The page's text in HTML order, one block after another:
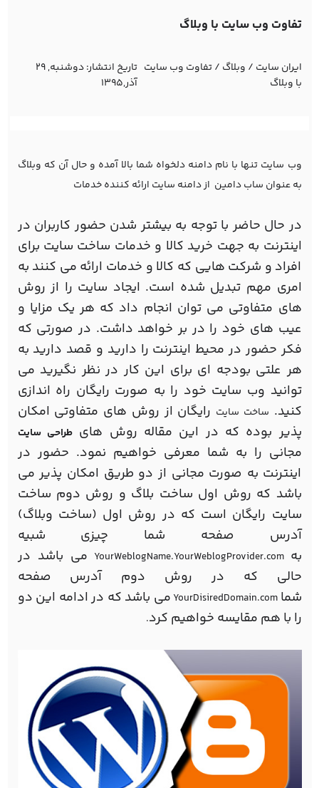
تفاوت وب سایت با وبلاگ
ایران سایت / وبلاگ /تفاوت وب سایت
با وبلاگ
تاریخ انتشار:
دوشنبه, 29
آذر,1395
وب سایت تنها با نام دامنه دلخواه شما بالا آمده و حال آن که وبلاگ
به عنوان ساب دامین از دامنه سایت ارائه کننده خدمات
در حال حاضر با توجه به بیشتر شدن حضور کاربران در
اینترنت به جهت خرید کالا و خدمات ساخت سایت برای
افراد و شرکت هایی که کالا و خدمات ارائه می کنند به
امری مهم تبدیل شده است. ایجاد سایت را از روش
های متفاوتی می توان انجام داد که هر یک مزایا و
عیب های خود را در بر خواهد داشت. در صورتی که
فکر حضور در محیط اینترنت را دارید و قصد دارید به
هر علتی بودجه ای برای این کار در نظر نگیرید می
توانید وب سایت خود را به صورت رایگان راه اندازی
کنید. ساخت سایت رایگان از روش های متفاوتی امکان
پذیر بوده که در این مقاله روش هایطراحی سایت
مجانی را به شما معرفی خواهیم نمود. حضور در
اینترنت به صورت مجانی از دو طریق امکان پذیر می
باشد که روش اول ساخت بلاگ و روش دوم ساخت
سایت رایگان است که در روش اول (ساخت وبلاگ)
آدرس صفحه شما چیزی شبیه
به YourWeblogName.YourWeblogProvider.com می باشد در
حالی که در روش دوم آدرس صفحه
شما YourDisiredDomain.com می باشد که در ادامه این دو
را با هم مقایسه خواهیم کرد.